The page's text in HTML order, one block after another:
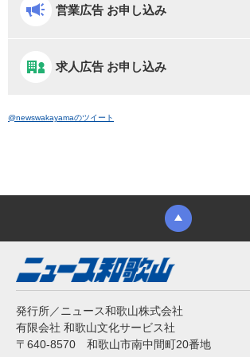
営業広告 お申し込み
求人広告 お申し込み
@newswakayamaのツイート
発行所／ニュース和歌山株式会社
有限会社 和歌山文化サービス社
〒640-8570 和歌山市南中間町20番地